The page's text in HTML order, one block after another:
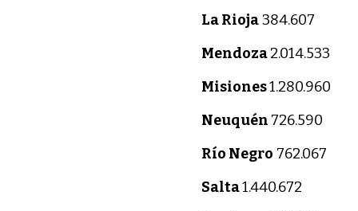
La Rioja384.607
Mendoza2.014.533
Misiones1.280.960
Neuquén 726.590
Río Negro 762.067
Salta1.440.672